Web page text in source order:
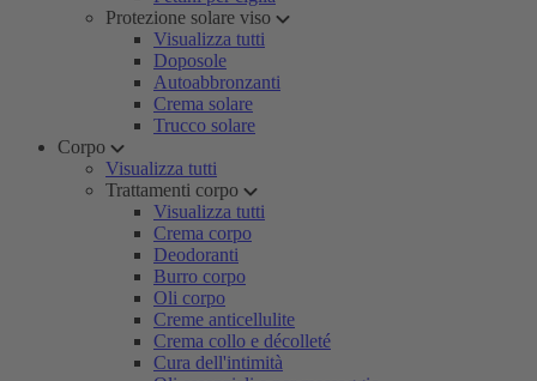
Protezione solare viso
Visualizza tutti
Doposole
Autoabbronzanti
Crema solare
Trucco solare
Corpo
Visualizza tutti
Trattamenti corpo
Visualizza tutti
Crema corpo
Deodoranti
Burro corpo
Oli corpo
Creme anticellulite
Crema collo e décolleté
Cura dell'intimità